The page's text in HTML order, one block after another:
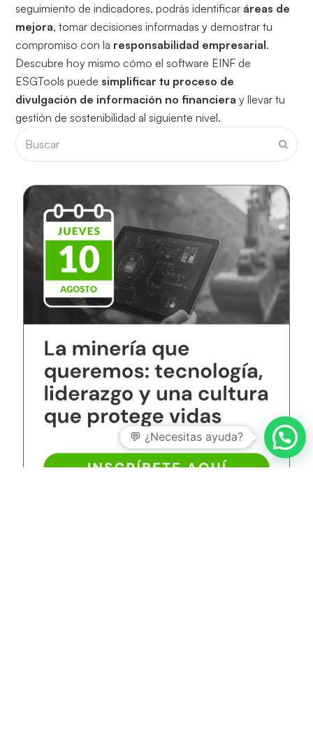
seguimiento de indicadores, podrás identificar áreas de
mejora, tomar decisiones informadas y demostrar tu
compromiso con la responsabilidad empresarial.
Descubre hoy mismo cómo el software EINF de
ESGTools puede simplificar tu proceso de
divulgación de información no financiera y llevar tu
gestión de sostenibilidad al siguiente nivel.
Buscar